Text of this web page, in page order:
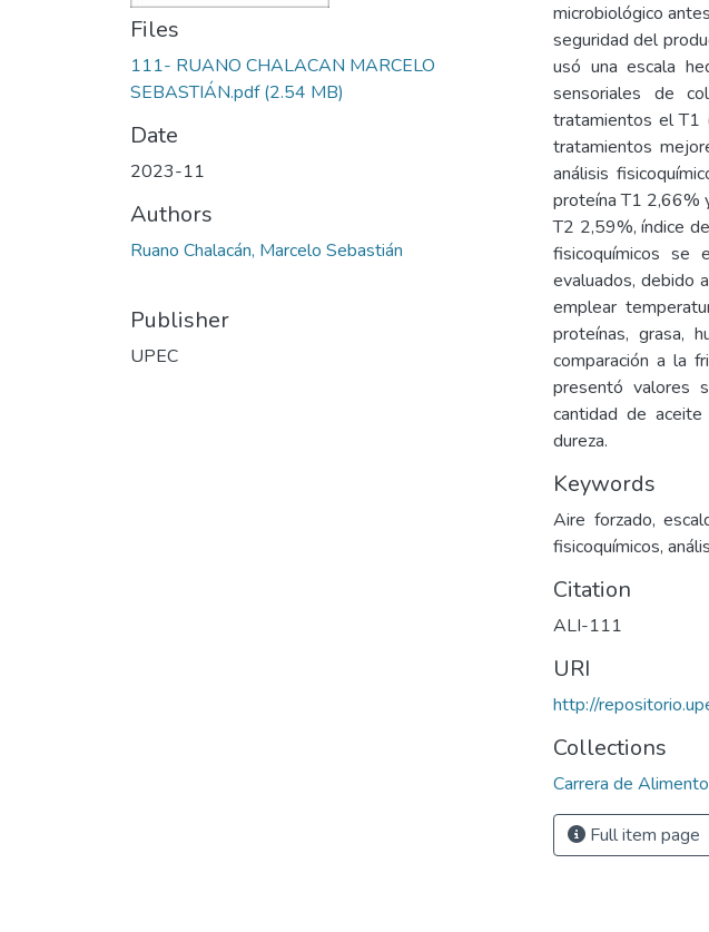
Files
111- RUANO CHALACAN MARCELO
SEBASTIÁN.pdf(2.54 MB)
Date
2023-11
Authors
Ruano Chalacán, Marcelo Sebastián
Publisher
UPEC
microbiológico
seguridad del
usó una escala
sensoriales de
tratamientos el T1
tratamientos
análisis
proteína T1 2,66%
T2 2,59%, índice
fisicoquímicos se
evaluados, debido
emplear
proteínas, grasa,
comparación a la
presentó valores
cantidad de
dureza.
Keywords
Aire forzado,
fisicoquímicos,
Citation
ALI-111
URI
http://
Collections
Carrera de
Full item page